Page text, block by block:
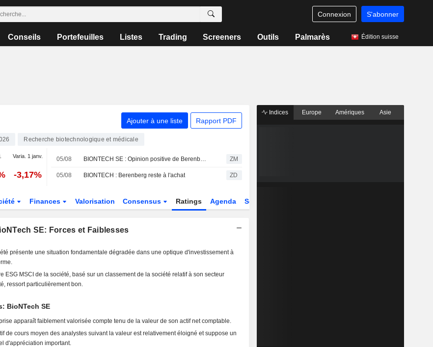
Connexion S'abonner
Conseils Portefeuilles Listes Trading Screeners Outils Palmarès Édition suisse
Ajouter à une liste Rapport PDF
Recherche biotechnologique et médicale
Varia. 1 janv.
-3,17%
05/08 BIONTECH SE : Opinion positive de Berenberg Bank ZM
05/08 BIONTECH : Berenberg reste à l'achat ZD
Finances Valorisation Consensus Ratings Agenda Secteur
SE: Forces et Faiblesses
présente une situation fondamentale dégradée dans une optique d'investissement à
ESG MSCI de la société, basé sur un classement de la société relatif à son secteur
ressort particulièrement bon.
BioNTech SE
apparaît faiblement valorisée compte tenu de la valeur de son actif net comptable.
de cours moyen des analystes suivant la valeur est relativement éloigné et suppose un
d'appréciation important.
Indices Europe Amériques Asie